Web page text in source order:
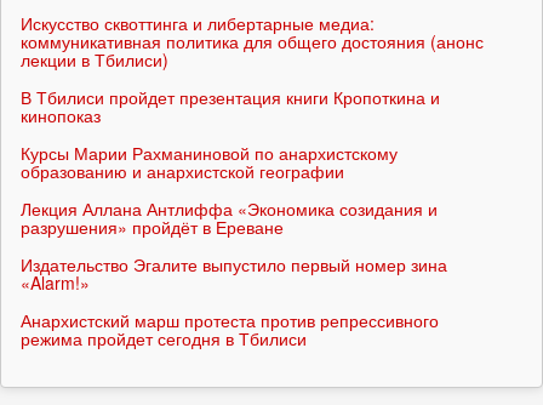
Искусство сквоттинга и либертарные медиа:
коммуникативная политика для общего достояния (анонс
лекции в Тбилиси)
В Тбилиси пройдет презентация книги Кропоткина и
кинопоказ
Курсы Марии Рахманиновой по анархистскому
образованию и анархистской географии
Лекция Аллана Антлиффа «Экономика созидания и
разрушения» пройдёт в Ереване
Издательство Эгалите выпустило первый номер зина
«Alarm!»
Анархистский марш протеста против репрессивного
режима пройдет сегодня в Тбилиси